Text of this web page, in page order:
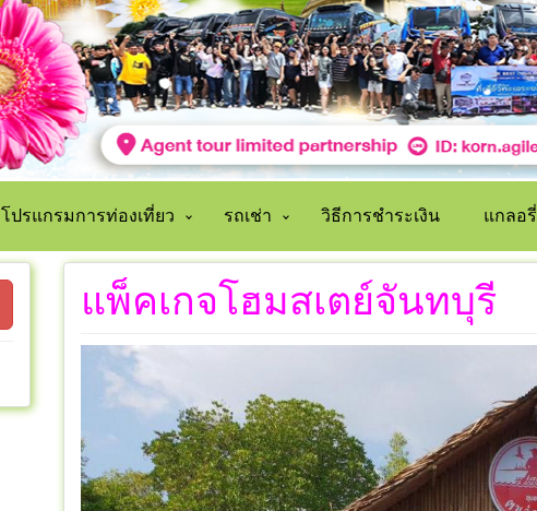
โปรแกรมการท่องเที่ยว รถเช่า วิธีการชำระเงิน แกลอรี่
แพ็คเกจโฮมสเตย์จันทบุรี